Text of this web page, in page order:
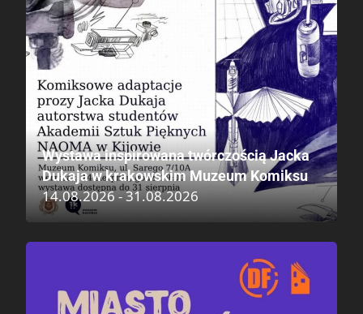
Wystawa inspirowana twórczością Jacka
Dukaja w krakowskim Muzeum Komiksu
14.08.2026 - 31.08.2026